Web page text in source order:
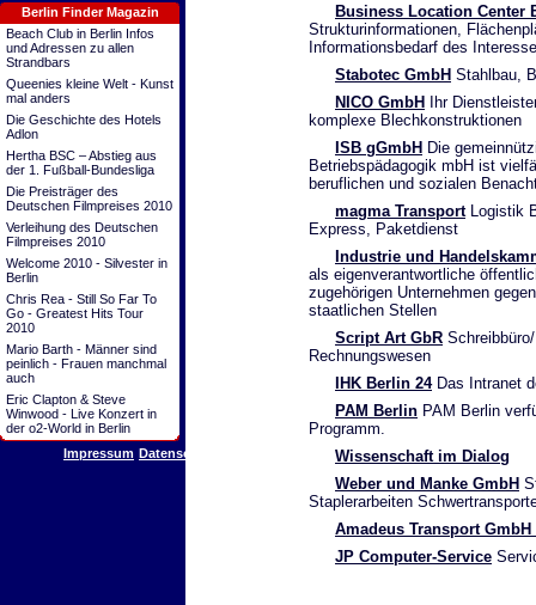
Berlin Finder Magazin
Beach Club in Berlin Infos
und Adressen zu allen
Strandbars
Queenies kleine Welt - Kunst
mal anders
Die Geschichte des Hotels
Adlon
Hertha BSC – Abstieg aus
der 1. Fußball-Bundesliga
Die Preisträger des
Deutschen Filmpreises 2010
Verleihung des Deutschen
Filmpreises 2010
Welcome 2010 - Silvester in
Berlin
Chris Rea - Still So Far To
Go - Greatest Hits Tour
2010
Mario Barth - Männer sind
peinlich - Frauen manchmal
auch
Eric Clapton & Steve
Winwood - Live Konzert in
der o2-World in Berlin
Impressum Datenschutz
Business Location Center
Strukturinformationen,
Informationsbedarf des
Stabotec GmbH Stahlbau,
NICO GmbH
Ihr
komplexe Blechkonstruktionen
ISB gGmbH Die
Betriebspädagogik mbH ist
beruflichen und sozialen
magma TransportLogistik
Express, Paketdienst
Industrie und
als eigenverantwortliche
zugehörigen Unternehmen
staatlichen Stellen
Script Art GbR
Rechnungswesen
IHK Berlin 24Das Intranet
PAM Berlin PAM Berlin
Programm.
Wissenschaft im Dialog
Weber und Manke GmbH
Staplerarbeiten
Amadeus Transport
JP Computer-Service